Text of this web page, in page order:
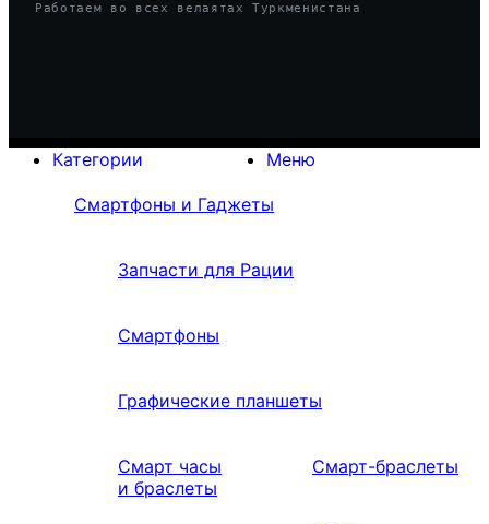
Работаем во всех велаятах Туркменистана
Меню
Категории
Смартфоны и Гаджеты
Запчасти для Рации
Смартфоны
Графические планшеты
Смарт часы
и браслеты
Смарт-браслеты